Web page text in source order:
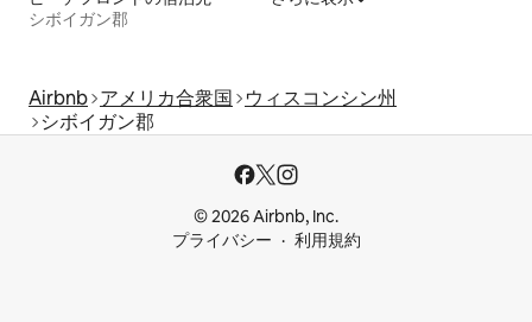
シボイガン郡
Airbnb アメリカ合衆国
ウィスコンシン州
シボイガン郡
© 2026 Airbnb, Inc.
プライバシー
利用規約